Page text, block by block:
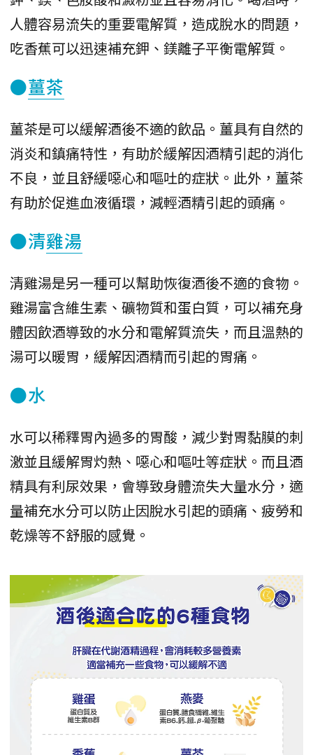
人體容易流失的重要電解質，造成脫水的問題，
吃香蕉可以迅速補充鉀、鎂離子平衡電解質。
●薑茶
薑茶是可以緩解酒後不適的飲品。薑具有自然的
消炎和鎮痛特性，有助於緩解因酒精引起的消化
不良，並且舒緩噁心和嘔吐的症狀。此外，薑茶
有助於促進血液循環，減輕酒精引起的頭痛。
●清雞湯
清雞湯是另一種可以幫助恢復酒後不適的食物。
雞湯富含維生素、礦物質和蛋白質，可以補充身
體因飲酒導致的水分和電解質流失，而且溫熱的
湯可以暖胃，緩解因酒精而引起的胃痛。
●水
水可以稀釋胃內過多的胃酸，減少對胃黏膜的刺
激並且緩解胃灼熱、噁心和嘔吐等症狀。而且酒
精具有利尿效果，會導致身體流失大量水分，適
量補充水分可以防止因脫水引起的頭痛、疲勞和
乾燥等不舒服的感覺。